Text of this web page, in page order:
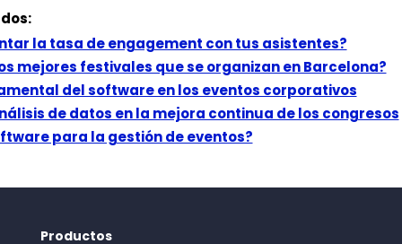
la tasa de engagement con tus asistentes?
mejores festivales que se organizan en Barcelona?
del software en los eventos corporativos
de datos en la mejora continua de los congresos
para la gestión de eventos?
Productos